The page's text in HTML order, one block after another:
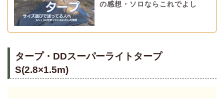
の感想・ソロならこれでよし
タープ・DDスーパーライトタープ
S(2.8×1.5m)